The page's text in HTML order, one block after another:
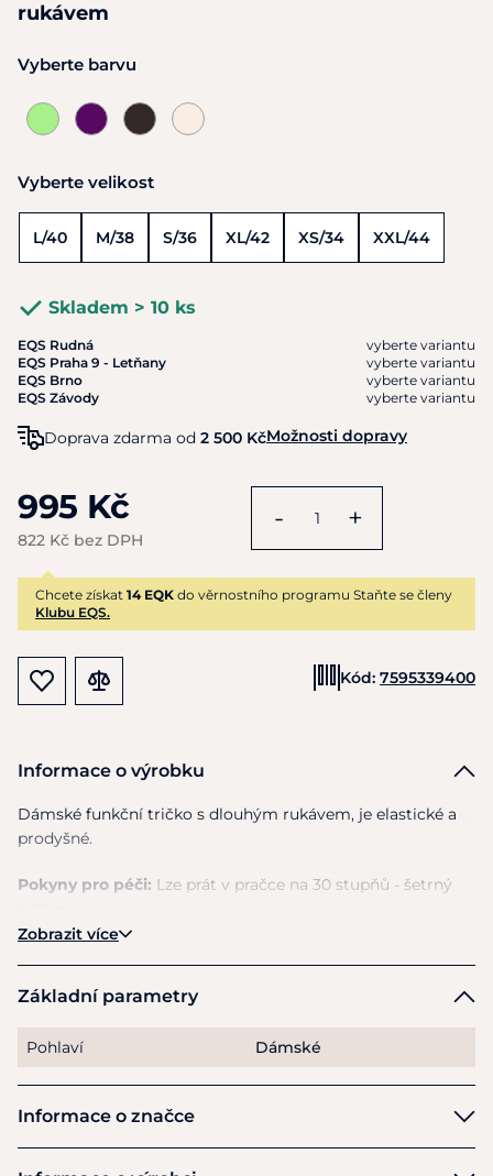
rukávem
Vyberte barvu
Vyberte velikost
L/40 M/38 S/36 XL/42 XS/34 XXL/44
Skladem > 10 ks
EQS Rudná
vyberte variantu
EQS Praha 9 - Letňany
vyberte variantu
EQS Brno
vyberte variantu
EQS Závody
vyberte variantu
Doprava zdarma od 2 500 KčMožnosti dopravy
995 Kč
822 Kč bez DPH
- +
Chcete získat 14 EQK do věrnostního programu Staňte se členy
Klubu EQS.
Kód: 7595339400
Informace o výrobku
Dámské funkční tričko s dlouhým rukávem, je elastické a
prodyšné.
Pokyny pro péči: Lze prát v pračce na 30 stupňů - šetrný
Zobrazit více
Základní parametry
Pohlaví Dámské
Informace o značce
HKM